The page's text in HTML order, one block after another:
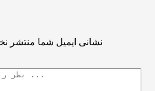
نشانی ایمیل شما منتشر